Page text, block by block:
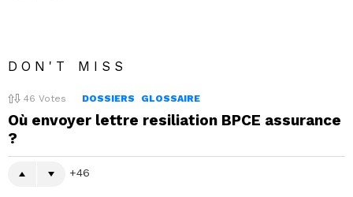
DON'T MISS
46 Votes DOSSIERS GLOSSAIRE
Où envoyer lettre resiliation BPCE assurance
?
46